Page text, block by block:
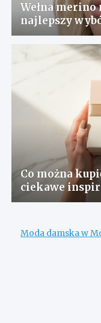
Wełna
najlepszy
pielęgnacja
Co można
ciekawe
Moda damska w